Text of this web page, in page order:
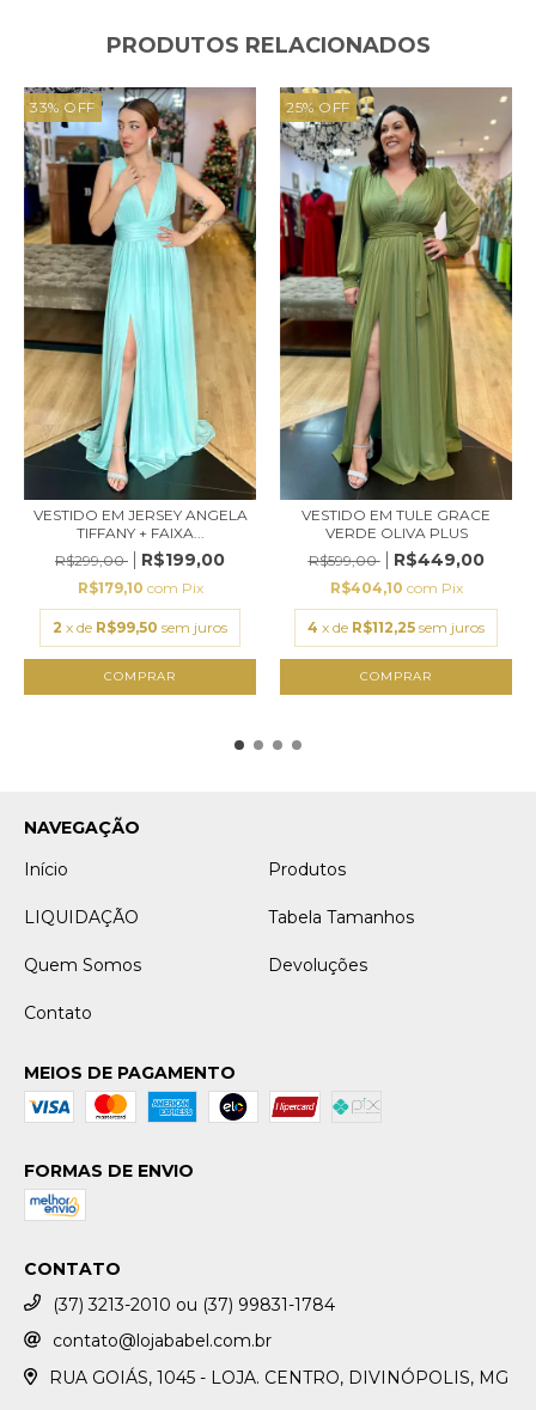
PRODUTOS RELACIONADOS
33% OFF
VESTIDO EM JERSEY ANGELA
TIFFANY + FAIXA...
R$299,00
R$199,00
R$179,10 com Pix
2 x de R$99,50 sem juros
COMPRAR
25% OFF
VESTIDO EM TULE GRACE
VERDE OLIVA PLUS
R$599,00
R$449,00
R$404,10 com Pix
4 x de R$112,25 sem juros
COMPRAR
NAVEGAÇÃO
Início
Produtos
LIQUIDAÇÃO Tabela Tamanhos
Quem Somos Devoluções
Contato
MEIOS DE PAGAMENTO
FORMAS DE ENVIO
CONTATO
(37) 3213-2010 ou (37) 99831-1784
contato@lojababel.com.br
RUA GOIÁS, 1045 - LOJA. CENTRO, DIVINÓPOLIS, MG